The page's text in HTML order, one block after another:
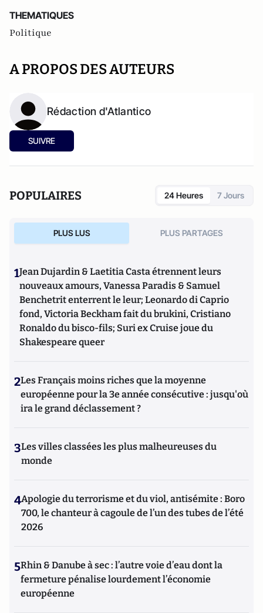
THEMATIQUES
Politique
A PROPOS DES AUTEURS
Rédaction d'Atlantico
SUIVRE
POPULAIRES 24 Heures 7 Jours
PLUS LUS PLUS PARTAGES
1Jean Dujardin & Laetitia Casta étrennent leurs
nouveaux amours, Vanessa Paradis & Samuel
Benchetrit enterrent le leur; Leonardo di Caprio
fond, Victoria Beckham fait du brukini, Cristiano
Ronaldo du bisco-fils; Suri ex Cruise joue du
Shakespeare queer
2Les Français moins riches que la moyenne
européenne pour la 3e année consécutive : jusqu'où
ira le grand déclassement ?
3Les villes classées les plus malheureuses du
monde
4Apologie du terrorisme et du viol, antisémite : Boro
700, le chanteur à cagoule de l’un des tubes de l’été
2026
5Rhin & Danube à sec : l’autre voie d’eau dont la
fermeture pénalise lourdement l’économie
européenne